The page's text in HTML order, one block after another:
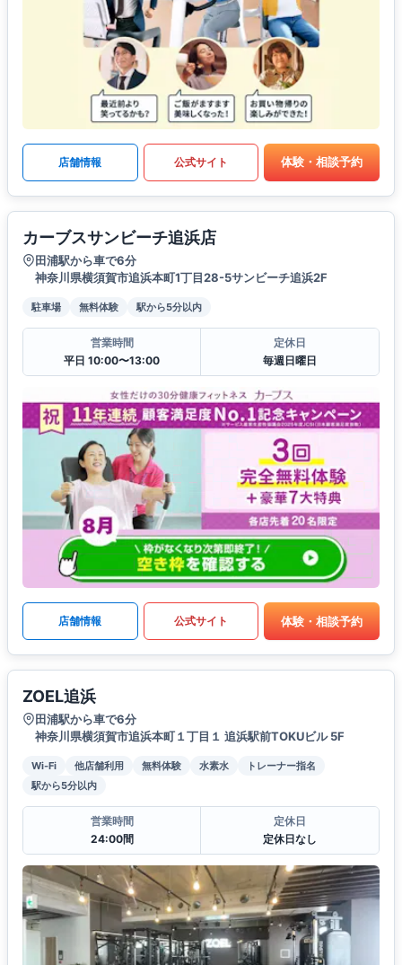
店舗情報 公式サイト 体験・相談予約
カーブスサンビーチ追浜店
田浦駅から車で6分
神奈川県横須賀市追浜本町1丁目28-5サンビーチ追浜2F
駐車場 無料体験 駅から5分以内
営業時間
平日 10:00〜13:00
定休日
毎週日曜日
店舗情報 公式サイト 体験・相談予約
ZOEL追浜
田浦駅から車で6分
神奈川県横須賀市追浜本町１丁目１ 追浜駅前TOKUビル 5F
Wi-Fi 他店舗利用 無料体験 水素水
トレーナー指名
駅から5分以内
営業時間
24:00間
定休日
定休日なし